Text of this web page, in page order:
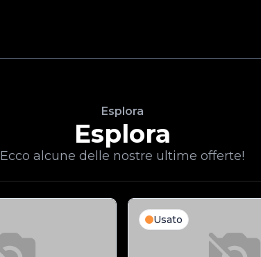
Esplora
Esplora
Ecco alcune delle nostre ultime offerte!
Usato